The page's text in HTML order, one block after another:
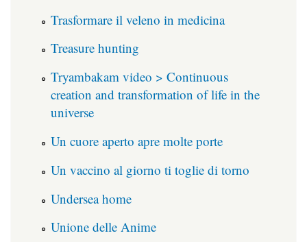
Trasformare il veleno in medicina
Treasure hunting
Tryambakam video > Continuous
creation and transformation of life in the
universe
Un cuore aperto apre molte porte
Un vaccino al giorno ti toglie di torno
Undersea home
Unione delle Anime